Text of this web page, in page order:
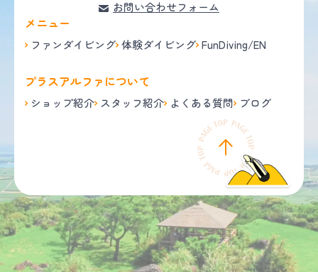
お問い合わせフォーム
メニュー
ファンダイビング 体験ダイビング FunDiving/EN
プラスアルファについて
ショップ紹介 スタッフ紹介 よくある質問 ブログ